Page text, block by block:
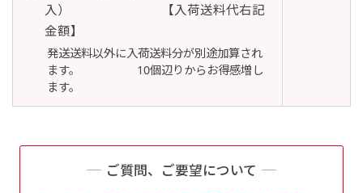
入） 【入荷送料代右記
金額】
発送送料以外に入荷送料分が別途加算され
ます。 10個辺りからお得感増し
ます。
ご質問、ご要望について
布A1ポスター(60x84)
のぼりだけでなく、ポスターも作れます。
のぼり旗と同じデザインで飾れば宣伝効果UP!
のぼりだけでなく、ポスターも作れます。
のぼり旗と同じデザインで飾れば宣伝効果UP!